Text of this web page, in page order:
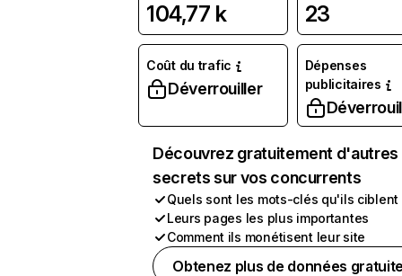
104,77 k 23
Coût du trafic
Déverrouiller
Dépenses
publicitaires
Découvrez gratuitement d'autres
secrets sur vos concurrents
Quels sont les mots-clés qu'ils ciblent
Leurs pages les plus importantes
Comment ils monétisent leur site
Obtenez plus de données